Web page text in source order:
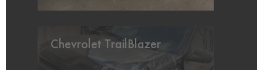
Chevrolet TrailBlazer